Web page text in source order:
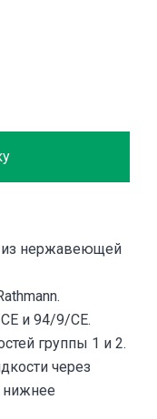
из нержавеющей
и 94/9/CE.
группы 1 и 2.
через
нижнее